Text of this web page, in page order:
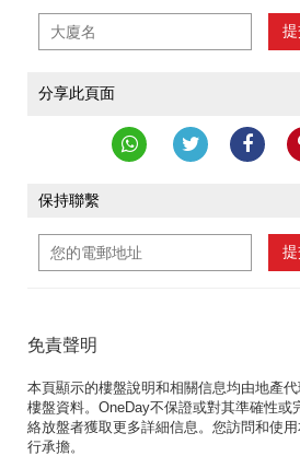
分享此頁面
保持聯繫
免責聲明
本頁顯示的樓盤說明和相關信息均由地產
樓盤資料。OneDay不保證或對其準確性或
絡放盤者獲取更多詳細信息。您訪問和使
行承擔。